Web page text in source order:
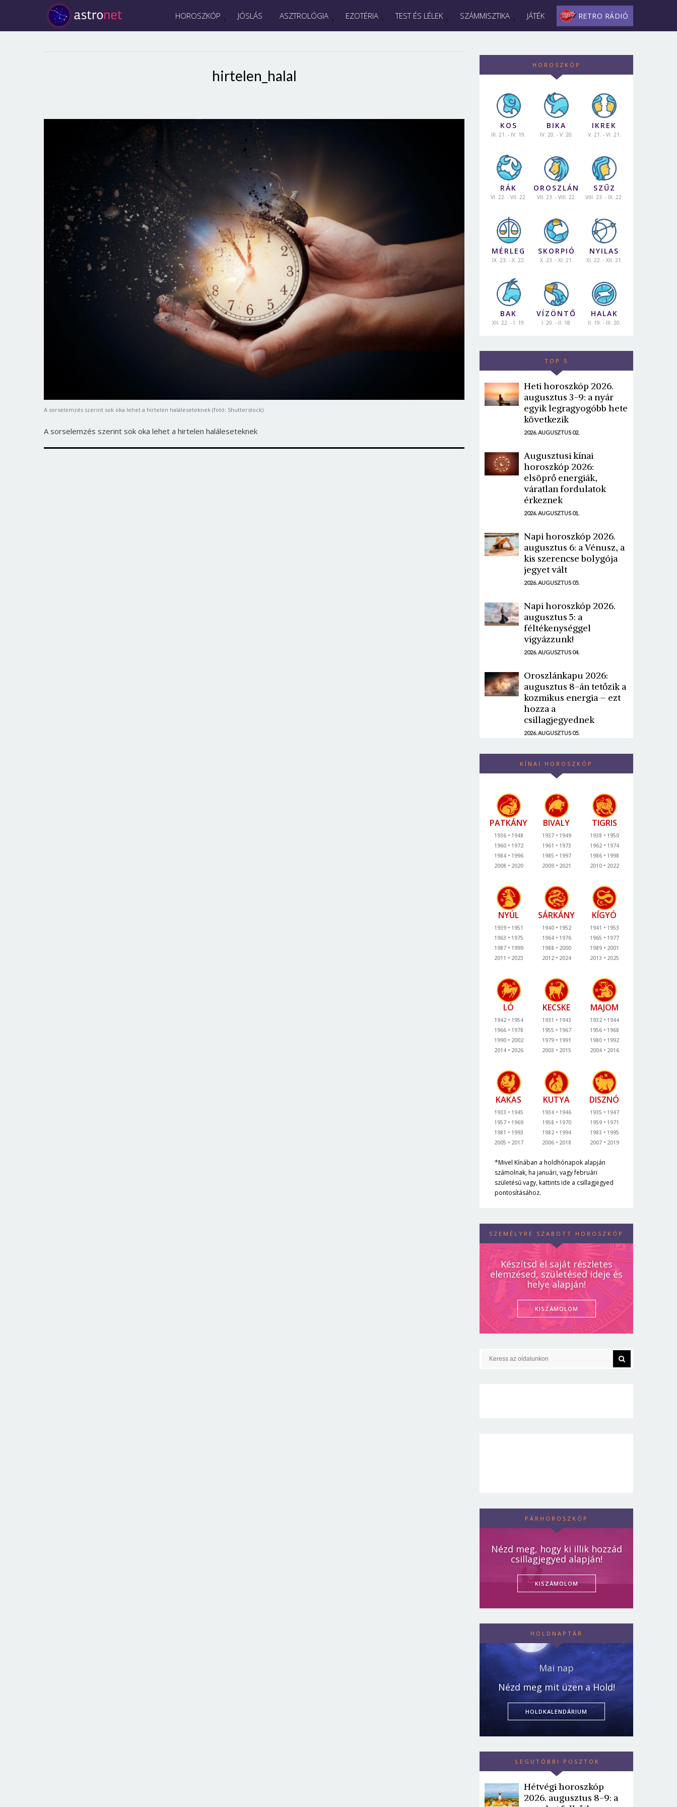
HOROSZKÓP JÓSLÁS ASZTROLÓGIA EZOTÉRIA TEST ÉS LÉLEK SZÁMMISZTIKA JÁTÉK RETRO RÁDIÓ
hirtelen_halal
A sorselemzés szerint sok oka lehet a hirtelen haláleseteknek (fotó: Shutterstock)
A sorselemzés szerint sok oka lehet a hirtelen haláleseteknek
HOROSZKÓP
KOS
III. 21. - IV. 19.
BIKA
IV. 20. - V. 20.
IKREK
V. 21. - VI. 21.
RÁK
VI. 22. - VII. 22.
OROSZLÁN
VII. 23. - VIII. 22.
SZŰZ
VIII. 23. - IX. 22.
MÉRLEG
IX. 23. - X. 22.
SKORPIÓ
X. 23. - XI. 21.
NYILAS
XI. 22. - XII. 21.
BAK
XII. 22. - I. 19.
VÍZÖNTŐ
I. 20. - II. 18.
HALAK
II. 19. - III. 20.
TOP 5
Heti horoszkóp 2026.
augusztus 3-9: a nyár
egyik legragyogóbb hete
következik
2026. AUGUSZTUS 02.
Augusztusi kínai
horoszkóp 2026:
elsöprő energiák,
váratlan fordulatok
érkeznek
2026. AUGUSZTUS 01.
Napi horoszkóp 2026.
augusztus 6: a Vénusz, a
kis szerencse bolygója
jegyet vált
2026. AUGUSZTUS 05.
Napi horoszkóp 2026.
augusztus 5: a
féltékenységgel
vigyázzunk!
2026. AUGUSZTUS 04.
Oroszlánkapu 2026:
augusztus 8-án tetőzik a
kozmikus energia – ezt
hozza a
csillagjegyednek
2026. AUGUSZTUS 05.
KÍNAI HOROSZKÓP
PATKÁNY
1936
1948
1960
1972
1984
1996
2008
2020
BIVALY
1937
1949
1961
1973
1985
1997
2009
2021
TIGRIS
1938
1950
1962
1974
1986
1998
2010
2022
NYÚL
1939
1951
1963
1975
1987
1999
2011
2023
SÁRKÁNY
1940
1952
1964
1976
1988
2000
2012
2024
KÍGYÓ
1941
1953
1965
1977
1989
2001
2013
2025
LÓ
1942
1954
1966
1978
1990
2002
2014
2026
KECSKE
1931
1943
1955
1967
1979
1991
2003
2015
MAJOM
1932
1944
1956
1968
1980
1992
2004
2016
KAKAS
1933
1945
1957
1969
1981
1993
2005
2017
KUTYA
1934
1946
1958
1970
1982
1994
2006
2018
DISZNÓ
1935
1947
1959
1971
1983
1995
2007
2019
*Mivel Kínában a holdhónapok alapján
számolnak, ha januári, vagy februári
születésű vagy, kattints ide a csillagjegyed
pontosításához.
SZEMÉLYRE SZABOTT HOROSZKÓP
Készítsd el saját részletes
elemzésed, születésed ideje és
helye alapján!
KISZÁMOLOM
PÁRHOROSZKÓP
Nézd meg, hogy ki illik hozzád
csillagjegyed alapján!
KISZÁMOLOM
HOLDNAPTÁR
Mai nap
Nézd meg mit üzen a Hold!
HOLDKALENDÁRIUM
LEGUTÓBBI POSZTOK
Hétvégi horoszkóp
2026. augusztus 8-9: a